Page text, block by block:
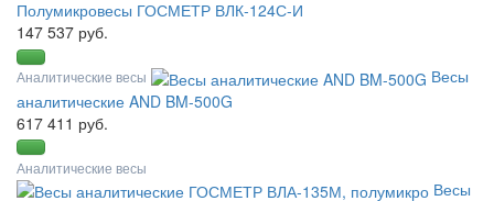
Полумикровесы ГОСМЕТР ВЛК-124С-И
147 537 руб.
Аналитические весы
Весы
аналитические AND BM-500G
617 411 руб.
Аналитические весы
Весы